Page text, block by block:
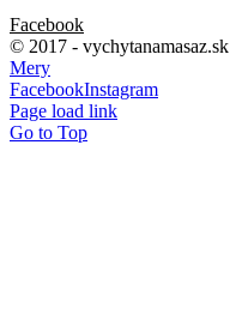
Facebook
© 2017 -
Mery
FacebookInstagram
Page load link
Go to Top